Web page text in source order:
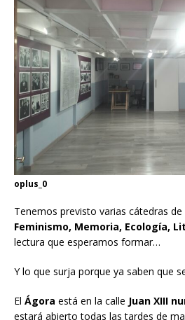
oplus_0
Tenemos previsto varias cátedras
Feminismo, Memoria, Ecología,
lectura que esperamos formar…
Y lo que surja porque ya saben que
El Ágora está en la calle Juan XIII
estará abierto todas las tardes de